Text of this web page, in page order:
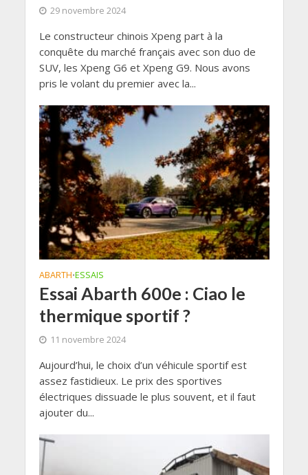
29 novembre 2024
Le constructeur chinois Xpeng part à la
conquête du marché français avec son duo de
SUV, les Xpeng G6 et Xpeng G9. Nous avons
pris le volant du premier avec la...
ABARTH•ESSAIS
Essai Abarth 600e : Ciao le
thermique sportif ?
11 novembre 2024
Aujourd’hui, le choix d’un véhicule sportif est
assez fastidieux. Le prix des sportives
électriques dissuade le plus souvent, et il faut
ajouter du...